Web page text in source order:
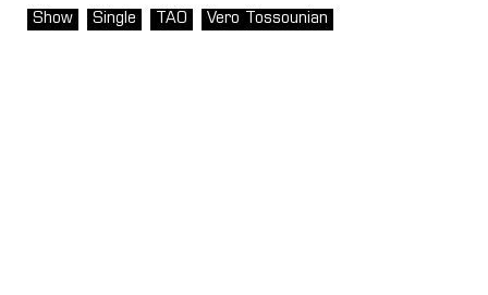
Show Single TAO Vero Tossounian